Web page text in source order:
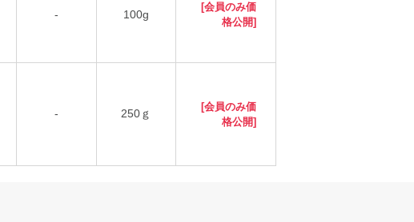
- 100g
[会員のみ価
格公開]
- 250ｇ
[会員のみ価
格公開]